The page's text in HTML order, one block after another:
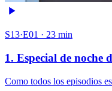
S13·E01 · 23 min
1. Especial de noche
Como todos los episodios